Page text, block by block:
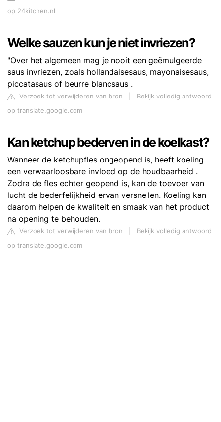
op 24kitchen.nl
Welke sauzen kun je niet invriezen?
"Over het algemeen mag je nooit een geëmulgeerde
saus invriezen, zoals hollandaisesaus, mayonaisesaus,
piccatasaus of beurre blancsaus .
Verzoek tot verwijderen van bron
Bekijk volledig antwoord
op translate.google.com
Kan ketchup bederven in de koelkast?
Wanneer de ketchupfles ongeopend is, heeft koeling
een verwaarloosbare invloed op de houdbaarheid .
Zodra de fles echter geopend is, kan de toevoer van
lucht de bederfelijkheid ervan versnellen. Koeling kan
daarom helpen de kwaliteit en smaak van het product
na opening te behouden.
Verzoek tot verwijderen van bron
Bekijk volledig antwoord
op translate.google.com